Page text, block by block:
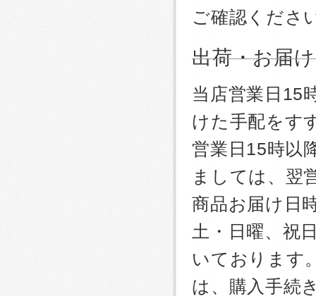
ご確認くださ
出荷・お届
当店営業日15
けた手配をす
営業日15時以
ましては、翌
商品お届け日
土・日曜、祝
いております
は、購入手続